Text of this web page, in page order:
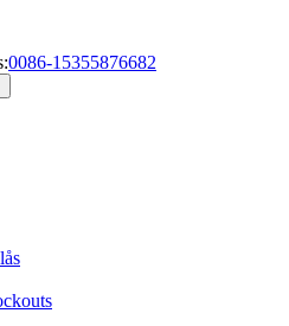
0086-15355876682